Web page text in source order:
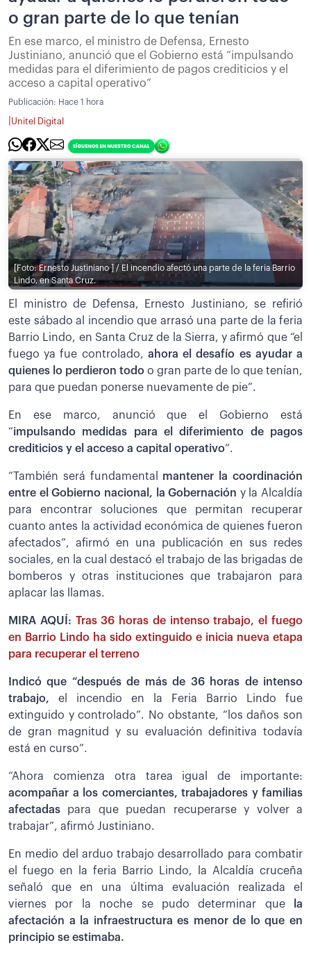
o gran parte de lo que tenían
En ese marco, el ministro de Defensa, Ernesto
Justiniano, anunció que el Gobierno está “impulsando
medidas para el diferimiento de pagos crediticios y el
acceso a capital operativo”
Publicación: Hace 1 hora
Unitel Digital
[Foto: Ernesto Justiniano ] / El incendio afectó una parte de la feria Barrio
Lindo, en Santa Cruz.
El ministro de Defensa, Ernesto Justiniano, se refirió
este sábado al incendio que arrasó una parte de la feria
Barrio Lindo, en Santa Cruz de la Sierra, y afirmó que “el
fuego ya fue controlado, ahora el desafío es ayudar a
quienes lo perdieron todo o gran parte de lo que tenían,
para que puedan ponerse nuevamente de pie”.
En ese marco, anunció que el Gobierno está
“impulsando medidas para el diferimiento de pagos
crediticios y el acceso a capital operativo”.
“También será fundamental mantener la coordinación
entre el Gobierno nacional, la Gobernación y la Alcaldía
para encontrar soluciones que permitan recuperar
cuanto antes la actividad económica de quienes fueron
afectados”, afirmó en una publicación en sus redes
sociales, en la cual destacó el trabajo de las brigadas de
bomberos y otras instituciones que trabajaron para
aplacar las llamas.
MIRA AQUÍ: Tras 36 horas de intenso trabajo, el fuego
en Barrio Lindo ha sido extinguido e inicia nueva etapa
para recuperar el terreno
Indicó que “después de más de 36 horas de intenso
trabajo, el incendio en la Feria Barrio Lindo fue
extinguido y controlado”. No obstante, “los daños son
de gran magnitud y su evaluación definitiva todavía
está en curso”.
“Ahora comienza otra tarea igual de importante:
acompañar a los comerciantes, trabajadores y familias
afectadas para que puedan recuperarse y volver a
trabajar”, afirmó Justiniano.
En medio del arduo trabajo desarrollado para combatir
el fuego en la feria Barrio Lindo, la Alcaldía cruceña
señaló que en una última evaluación realizada el
viernes por la noche se pudo determinar que
la
afectación a la infraestructura es menor de lo que en
principio se estimaba.